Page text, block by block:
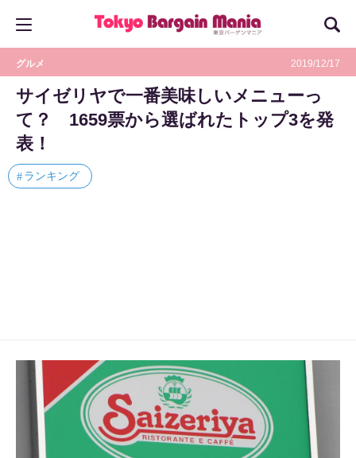
グルメ 2019/12/17
サイゼリヤで一番美味しいメニューっ
て？ 1659票から選ばれたトップ3を発
表！
ランキング